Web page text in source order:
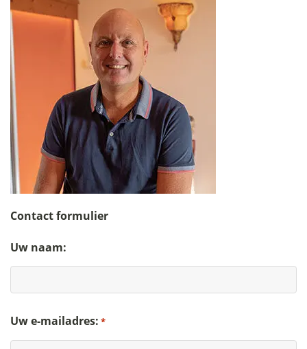
Contact formulier
Uw naam:
Uw e-mailadres: *